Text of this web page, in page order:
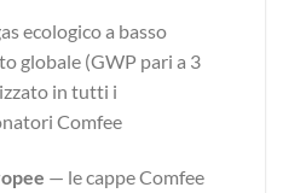
ecologico a basso
globale (GWP pari a 3
in tutti i
Comfee
— le cappe Comfee